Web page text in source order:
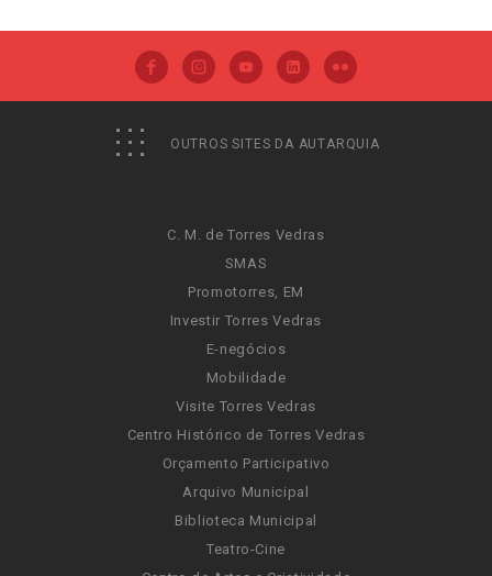
OUTROS SITES DA AUTARQUIA
C. M. de Torres Vedras
SMAS
Promotorres, EM
Investir Torres Vedras
E-negócios
Mobilidade
Visite Torres Vedras
Centro Histórico de Torres Vedras
Orçamento Participativo
Arquivo Municipal
Biblioteca Municipal
Teatro-Cine